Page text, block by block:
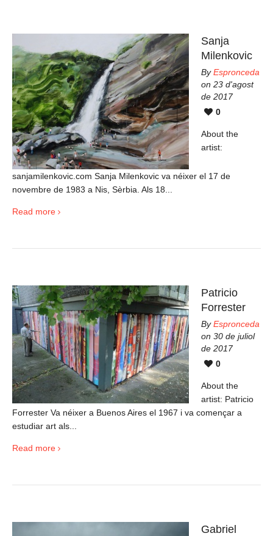
Sanja
Milenkovic
ByEspronceda
on 23 d'agost
de 2017
0
About the
artist:
sanjamilenkovic.com Sanja Milenkovic va néixer el 17 de
novembre de 1983 a Nis, Sèrbia. Als 18...
Read more
Patricio
Forrester
ByEspronceda
on 30 de juliol
de 2017
0
About the
artist: Patricio
Forrester Va néixer a Buenos Aires el 1967 i va començar a
estudiar art als...
Read more
Gabriel